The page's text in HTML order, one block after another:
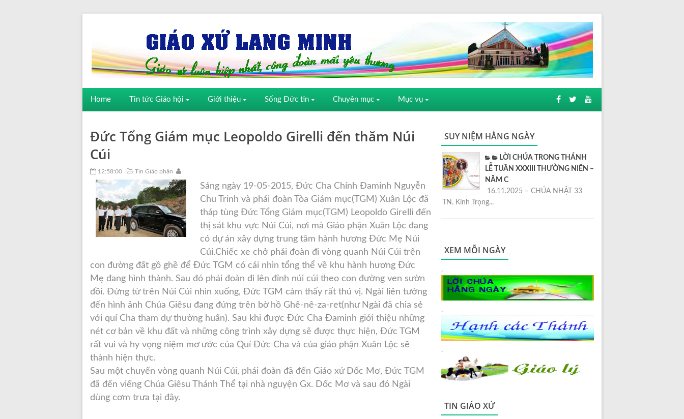
Home Tin tức Giáo hội Giới thiệu Sống Đức tin Chuyên mục Mục vụ
Đức Tổng Giám mục Leopoldo Girelli đến thăm Núi
Cúi
12:58:00 Tin Giáo phận
Sáng ngày 19-05-2015, Đức Cha Chính Đaminh Nguyễn
Chu Trinh và phái đoàn Tòa Giám mục(TGM) Xuân Lộc đã
tháp tùng Đức Tổng Giám mục(TGM) Leopoldo Girelli đến
thị sát khu vực Núi Cúi, nơi mà Giáo phận Xuân Lộc đang
có dự án xây dựng trung tâm hành hương Đức Mẹ Núi
Cúi.Chiếc xe chở phái đoàn đi vòng quanh Núi Cúi trên
con đường đất gồ ghề để Đức TGM có cái nhìn tổng thể về khu hành hương Đức
Mẹ đang hình thành. Sau đó phái đoàn đi lên đỉnh núi cúi theo con đường ven sườn
đồi. Đứng từ trên Núi Cúi nhìn xuống, Đức TGM cảm thấy rất thú vị. Ngài liên tưởng
đến hình ảnh Chúa Giêsu đang đứng trên bờ hồ Ghê-nê-za-ret(như Ngài đã chia sẻ
với quí Cha tham dự thường huấn). Sau khi được Đức Cha Đaminh giới thiệu những
nét cơ bản về khu đất và những công trình xây dựng sẽ được thực hiện, Đức TGM
rất vui và hy vọng niệm mơ ước của Quí Đức Cha và của giáo phận Xuân Lộc sẽ
thành hiện thực.
Sau một chuyến vòng quanh Núi Cúi, phái đoàn đã đến Giáo xứ Dốc Mơ, Đức TGM
đã đến viếng Chúa Giêsu Thánh Thể tại nhà nguyện Gx. Dốc Mơ và sau đó Ngài
dùng cơm trưa tại đây.
SUY NIỆM HẰNG NGÀY
LỜI CHÚA TRONG THÁNH
LỄ TUẦN XXXIII THƯỜNG NIÊN –
NĂM C
16.11.2025 – CHÚA NHẬT 33
TN. Kính Trọng...
XEM MỖI NGÀY
.
.
.
TIN GIÁO XỨ